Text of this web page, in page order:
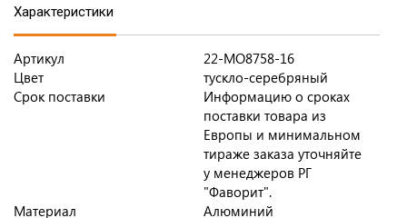
Характеристики
Артикул
22-MO8758-16
Цвет
тускло-серебряный
Срок поставки
Информацию о сроках
поставки товара из
Европы и минимальном
тираже заказа уточняйте
у менеджеров РГ
"Фаворит".
Материал
Алюминий